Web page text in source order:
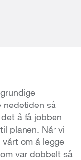
nedetiden så
å få jobben
planen. Når vi
om å legge
var dobbelt så